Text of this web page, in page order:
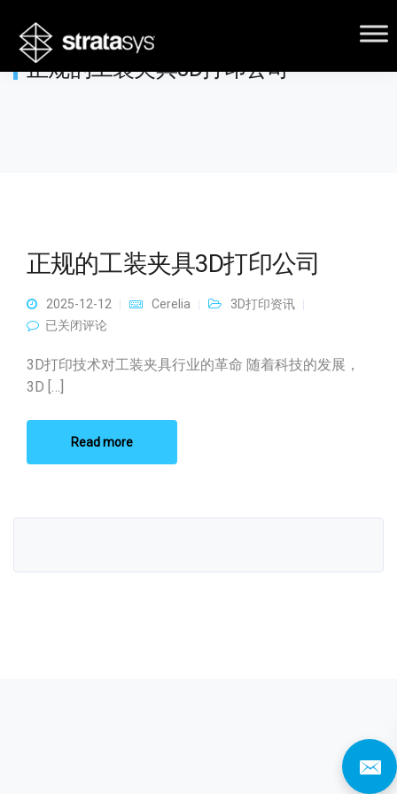
正规的工装夹具3D打印公司
正规的工装夹具3D打印公司
2025-12-12 Cerelia
3D打印资讯
正规的工装夹具3D打印公司
已关闭评论
3D打印技术对工装夹具行业的革命 随着科技的发展，
3D […]
Read more